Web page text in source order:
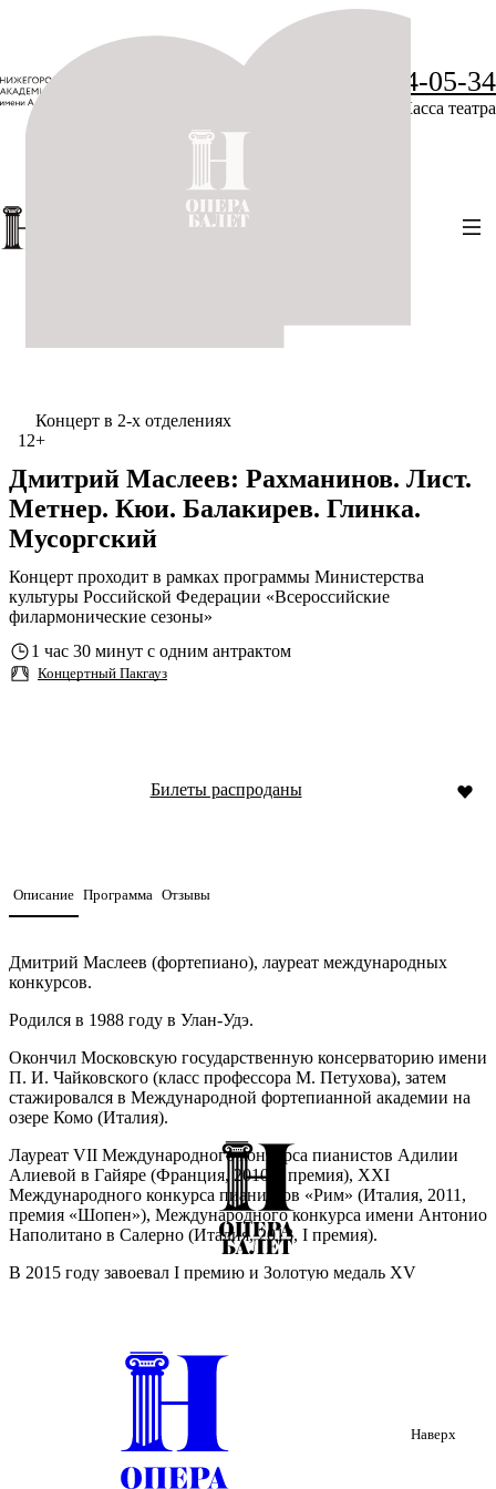
+7 (831) 234-05-34
Касса театра
Концерт в 2-х отделениях
12+
Дмитрий Маслеев: Рахманинов. Лист.
Метнер. Кюи. Балакирев. Глинка.
Мусоргский
Концерт проходит в рамках программы Министерства
культуры Российской Федерации «Всероссийские
филармонические сезоны»
1 час 30 минут с одним антрактом
Концертный Пакгауз
Билеты распроданы
Описание Программа Отзывы
Дмитрий Маслеев (фортепиано), лауреат международных
конкурсов.
Родился в 1988 году в Улан-Удэ.
Окончил Московскую государственную консерваторию имени
П. И. Чайковского (класс профессора М. Петухова), затем
стажировался в Международной фортепианной академии на
озере Комо (Италия).
Лауреат VII Международного конкурса пианистов Адилии
Алиевой в Гайяре (Франция, 2010, I премия), XXI
Международного конкурса пианистов «Рим» (Италия, 2011,
премия «Шопен»), Международного конкурса имени Антонио
Наполитано в Салерно (Италия, 2013, I премия).
В 2015 году завоевал I премию и Золотую медаль XV
С этого времени начинается международная карьера
оркестрами проходили в известнейших залах мира, таких как
Карнеги-холл в Нью-Йорке, Гастайг в Мюнхене, Филармония
на Эльбе в Гамбурге, Кёрнер-холл в Торонто, Большой зал
Московской консерватории, Концертный зал Мариинского
Наверх